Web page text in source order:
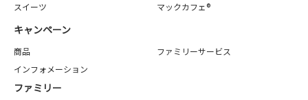
スイーツ
マックカフェ®
キャンペーン
商品
ファミリーサービス
インフォメーション
ファミリー